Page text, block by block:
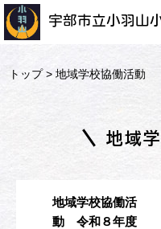
宇部市立小羽山
トップ> 地域学校協働活動
地域
地域学校協働活
動 令和８年度